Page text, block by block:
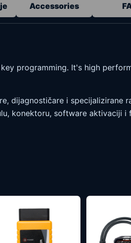
Accessories
programming. It's high
dijagnostičare i specijalizirane
konektoru, software aktivaciji i